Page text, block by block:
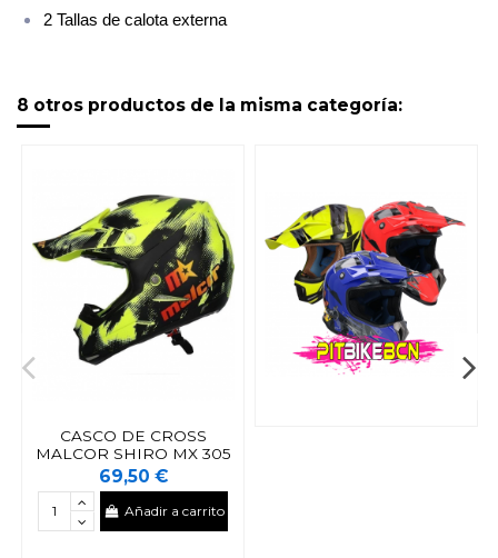
2 Tallas de calota externa
8 otros productos de la misma categoría:
CASCO DE CROSS
MALCOR SHIRO MX 305
69,50 €
Añadir a carrito